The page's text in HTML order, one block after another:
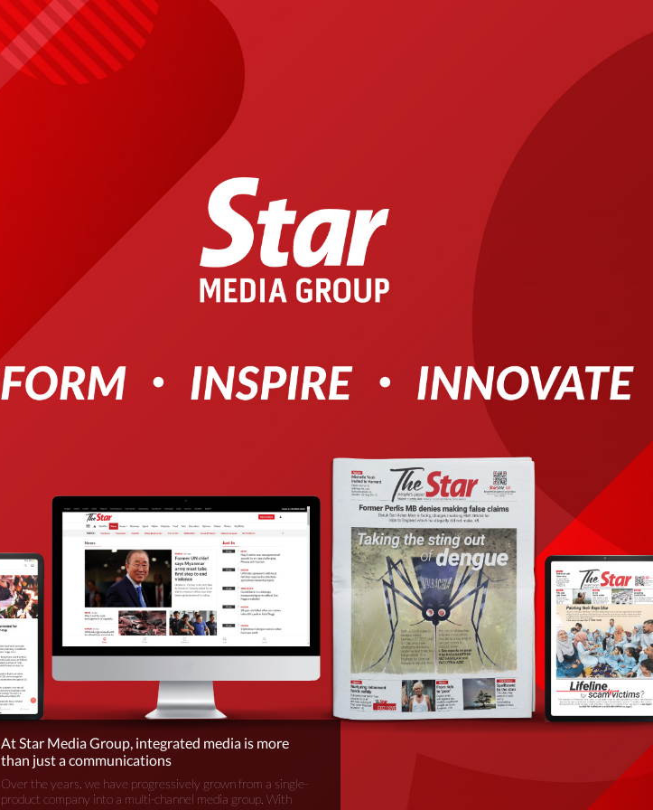
At Star Media Group, integrated media is more
than just a communications
Over the years, we have progressively grown from a single-
product company into a multi-channel media group. With